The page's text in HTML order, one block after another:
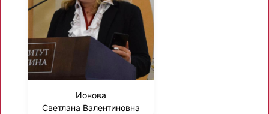
Ионова
Светлана Валентиновна